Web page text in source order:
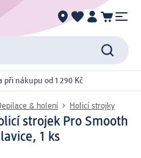
při nákupu od 1 290 Kč
& holení Holicí strojky
strojek Pro Smooth
1 ks